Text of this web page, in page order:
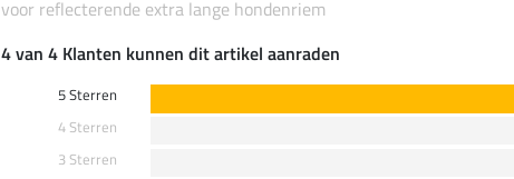
voor reflecterende extra lange hondenriem
4 van 4 Klanten kunnen dit artikel aanraden
5 Sterren
4 Sterren
3 Sterren